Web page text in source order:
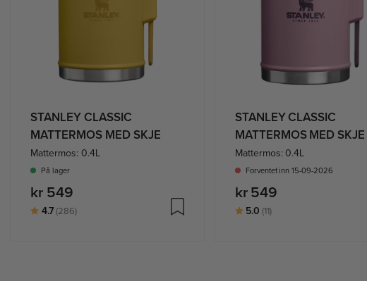
STANLEY CLASSIC
MATTERMOS MED SKJE
Mattermos: 0.4L
På lager
kr 549
Karakter:
4.7(286)av 5 mulige
STANLEY CLASSIC
MATTERMOS MED SKJE
Mattermos: 0.4L
Forventet inn 15-09-2026
kr 549
Karakter:
5.0 (11)